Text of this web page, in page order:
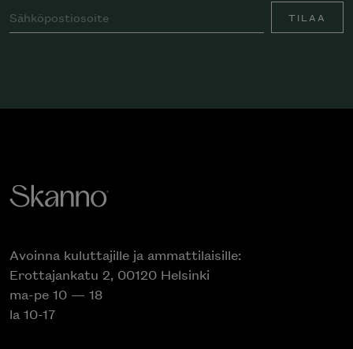
TILAA
Avoinna kuluttajille ja ammattilaisille:
Erottajankatu 2, 00120 Helsinki
ma-pe 10 — 18
la 10-17